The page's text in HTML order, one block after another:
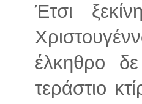
Έτσι
έλκηθρο
τεράστιο